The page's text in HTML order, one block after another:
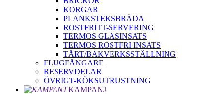
KORGAR
PLANKSTEKSBRÄDA
ROSTFRITT-SERVERING
TERMOS GLASINSATS
TERMOS ROSTFRI INSATS
TÅRT/BAKVERKSSTÄLLNING
FLUGFÅNGARE
RESERVDELAR
ÖVRIGT-KÖKSUTRUSTNING
KAMPANJ